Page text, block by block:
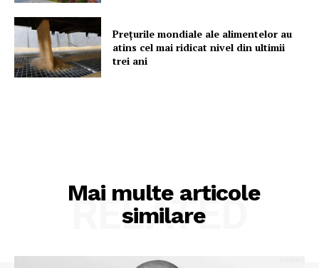
Prețurile mondiale ale alimentelor au
atins cel mai ridicat nivel din ultimii
trei ani
Mai multe articole
similare
RELATED